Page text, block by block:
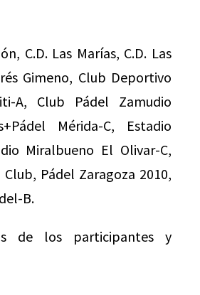
C.D. Las Marías, C.D. Las
Gimeno, Club Deportivo
A, Club Pádel Zamudio
Mérida-C, Estadio
Miralbueno El Olivar-C,
Pádel Zaragoza 2010,
B.
de los participantes y